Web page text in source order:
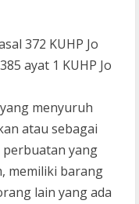
372 KUHP Jo
ayat 1 KUHP Jo
menyuruh
atau sebagai
yang
memiliki barang
lain yang ada